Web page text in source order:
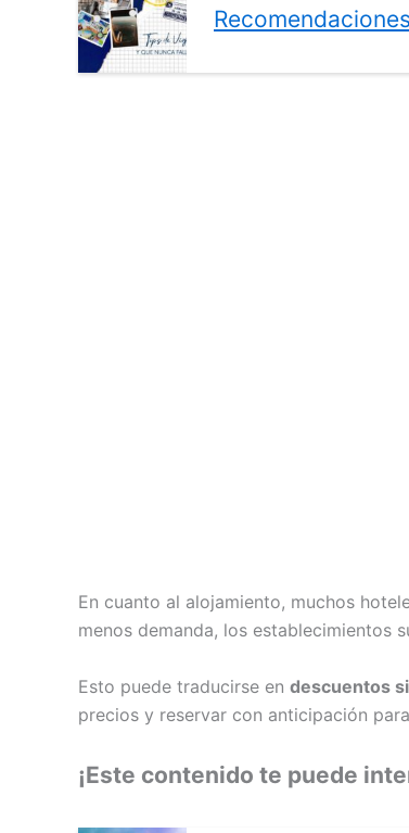
En cuanto al alojamiento, muchos
menos demanda, los establecimientos
Esto puede traducirse en descuentos
precios y reservar con anticipación
¡Este contenido te puede